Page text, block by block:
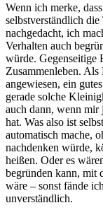
Wenn ich merke,
selbstverständlich
nachgedacht, ich
Verhalten auch
würde. Gegenseitige
Zusammenleben.
angewiesen, ein
gerade solche
auch dann, wenn mir
hat. Was also ist
automatisch mache,
nachdenken würde,
heißen. Oder es
begründen kann, mit
wäre – sonst fände
unverständlich.